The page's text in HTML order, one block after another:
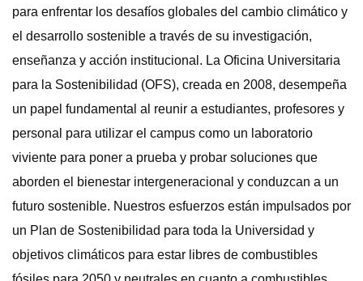
para enfrentar los desafíos globales del cambio climático y
el desarrollo sostenible a través de su investigación,
enseñanza y acción institucional. La Oficina Universitaria
para la Sostenibilidad (OFS), creada en 2008, desempeña
un papel fundamental al reunir a estudiantes, profesores y
personal para utilizar el campus como un laboratorio
viviente para poner a prueba y probar soluciones que
aborden el bienestar intergeneracional y conduzcan a un
futuro sostenible. Nuestros esfuerzos están impulsados ​​por
un Plan de Sostenibilidad para toda la Universidad y
objetivos climáticos para estar libres de combustibles